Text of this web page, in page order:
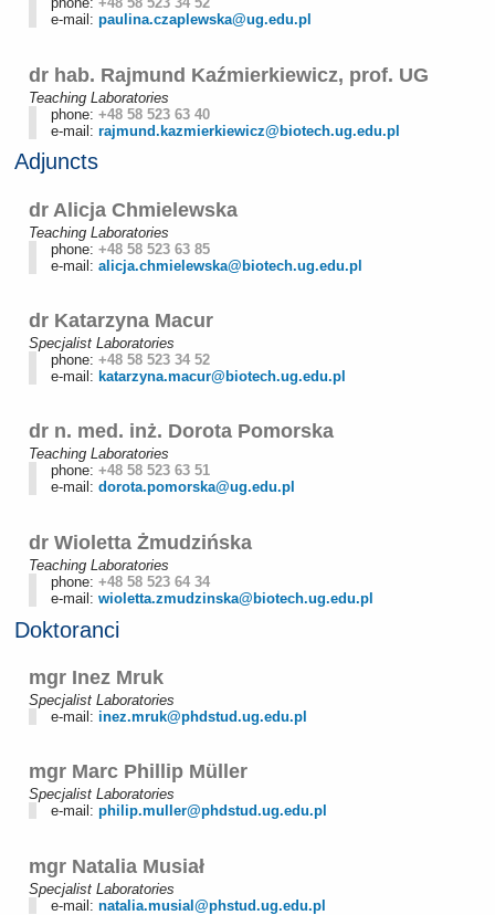
e-mail: paulina.czaplewska@ug.edu.pl
dr hab. Rajmund Kaźmierkiewicz, prof. UG
Teaching Laboratories
phone: +48 58 523 63 40
e-mail: rajmund.kazmierkiewicz@biotech.ug.edu.pl
Adjuncts
dr Alicja Chmielewska
Teaching Laboratories
phone: +48 58 523 63 85
e-mail: alicja.chmielewska@biotech.ug.edu.pl
dr Katarzyna Macur
Specjalist Laboratories
phone: +48 58 523 34 52
e-mail: katarzyna.macur@biotech.ug.edu.pl
dr n. med. inż. Dorota Pomorska
Teaching Laboratories
phone: +48 58 523 63 51
e-mail: dorota.pomorska@ug.edu.pl
dr Wioletta Żmudzińska
Teaching Laboratories
phone: +48 58 523 64 34
e-mail: wioletta.zmudzinska@biotech.ug.edu.pl
Doktoranci
mgr Inez Mruk
Specjalist Laboratories
e-mail: inez.mruk@phdstud.ug.edu.pl
mgr Marc Phillip Müller
Specjalist Laboratories
e-mail: philip.muller@phdstud.ug.edu.pl
mgr Natalia Musiał
Specjalist Laboratories
e-mail: natalia.musial@phstud.ug.edu.pl